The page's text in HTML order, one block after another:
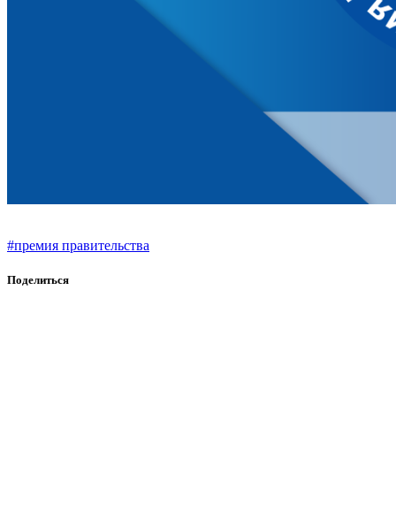
#премия правительства
Поделиться